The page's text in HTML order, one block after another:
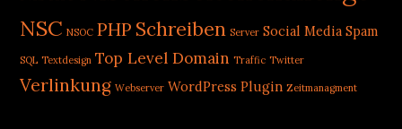
NSC NSOC PHP Schreiben Server Social Media Spam
SQL Textdesign Top Level Domain Traffic Twitter
Verlinkung Webserver WordPress Plugin Zeitmanagment